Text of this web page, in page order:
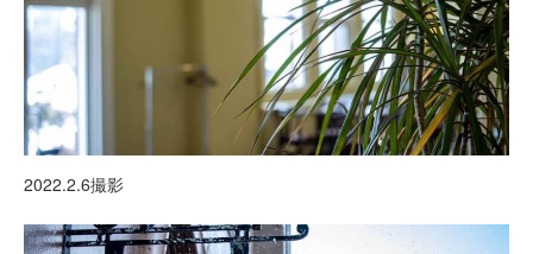
2022.2.6撮影